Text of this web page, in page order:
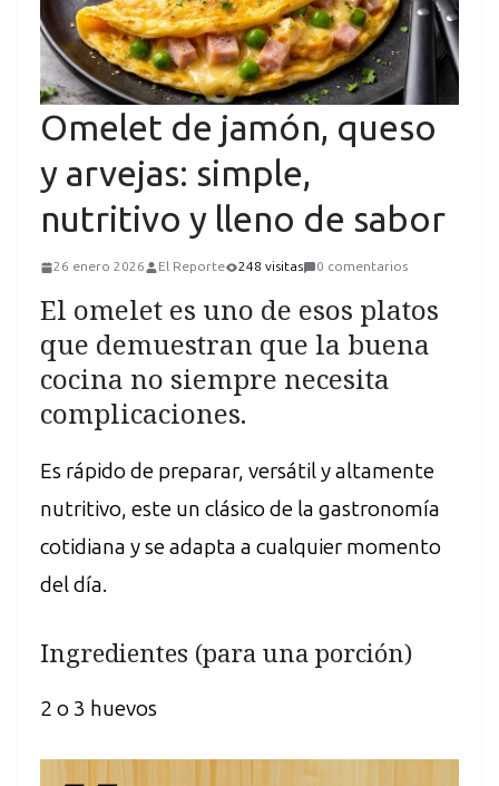
Omelet de jamón, queso
y arvejas: simple,
nutritivo y lleno de sabor
26 enero 2026 El Reporte 248 visitas 0 comentarios
El omelet es uno de esos platos
que demuestran que la buena
cocina no siempre necesita
complicaciones.
Es rápido de preparar, versátil y altamente
nutritivo, este un clásico de la gastronomía
cotidiana y se adapta a cualquier momento
del día.
Ingredientes (para una porción)
2 o 3 huevos